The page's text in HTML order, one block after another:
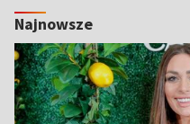
Najnowsze